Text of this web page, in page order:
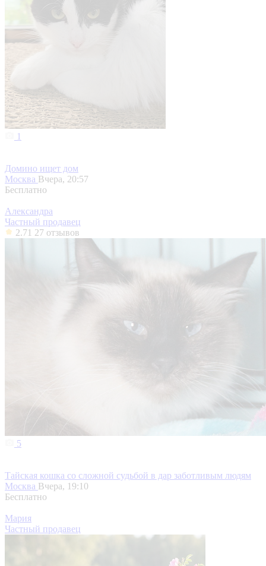
1
Домино ищет дом
Москва Вчера, 20:57
Бесплатно
Александра
Частный продавец
2.71 27 отзывов
5
Тайская кошка со сложной судьбой в дар заботливым людям
Москва Вчера, 19:10
Бесплатно
Мария
Частный продавец